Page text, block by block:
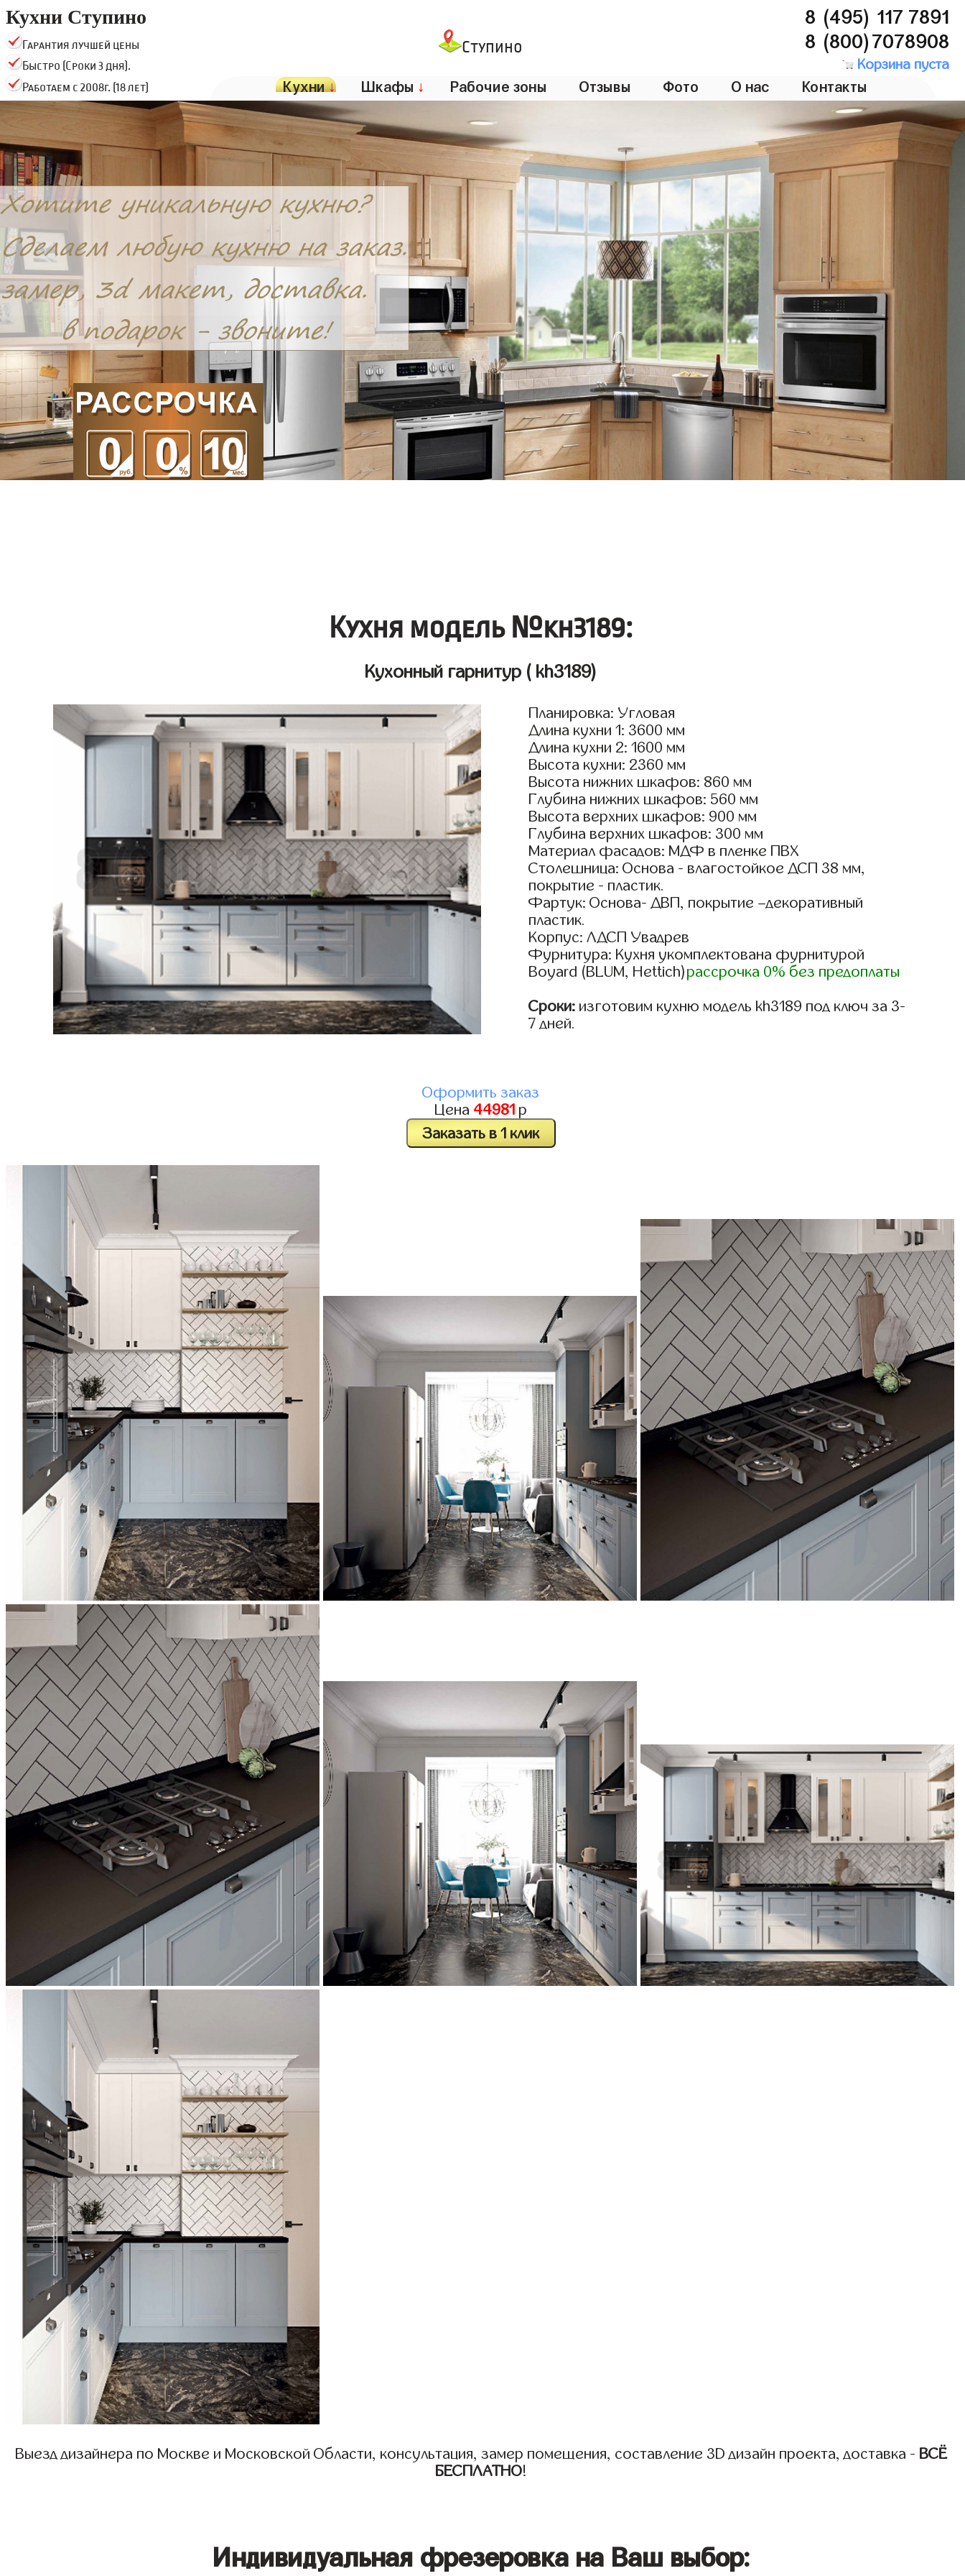
Кухни Ступино
Гарантия лучшей цены
Быстро (Сроки 3 дня).
Работаем с 2008г. (18 лет)
Ступино
8 (495) 117 7891
8 (800)7078908
Корзина пуста
Кухни↓ Шкафы ↓ Рабочие зоны Отзывы Фото О нас Контакты
Кухня модель №kh3189:
Кухонный гарнитур ( kh3189)
Планировка: Угловая
Длина кухни 1: 3600 мм
Длина кухни 2: 1600 мм
Высота кухни: 2360 мм
Высота нижних шкафов: 860 мм
Глубина нижних шкафов: 560 мм
Высота верхних шкафов: 900 мм
Глубина верхних шкафов: 300 мм
Материал фасадов: МДФ в пленке ПВХ
Столешница: Основа - влагостойкое ДСП 38 мм,
покрытие - пластик.
Фартук: Основа- ДВП, покрытие –декоративный
пластик.
Корпус: ЛДСП Увадрев
Фурнитура: Кухня укомплектована фурнитурой
Boyard (BLUM, Hettich)рассрочка 0% без предоплаты
Сроки: изготовим кухню модель kh3189 под ключ за 3-
7 дней.
Оформить заказ
Цена 44981 р
Заказать в 1 клик
Выезд дизайнера по Москве и Московской Области, консультация, замер помещения, составление 3D дизайн проекта, доставка - ВСЁ
БЕСПЛАТНО!
Индивидуальная фрезеровка на Ваш выбор: